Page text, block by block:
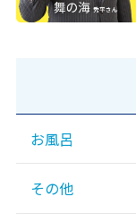
お風呂
その他